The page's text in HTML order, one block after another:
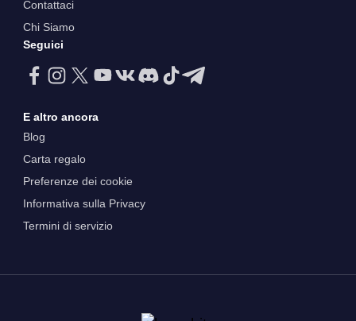
Contattaci
Chi Siamo
Seguici
E altro ancora
Blog
Carta regalo
Preferenze dei cookie
Informativa sulla Privacy
Termini di servizio